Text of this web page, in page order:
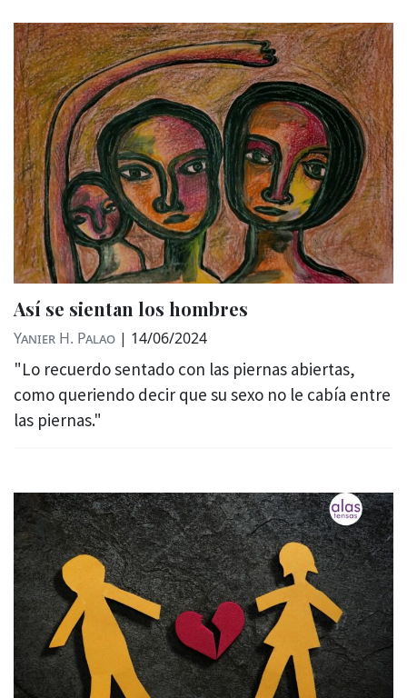
Así se sientan los hombres
Yanier H. Palao | 14/06/2024
"Lo recuerdo sentado con las piernas abiertas,
como queriendo decir que su sexo no le cabía entre
las piernas."